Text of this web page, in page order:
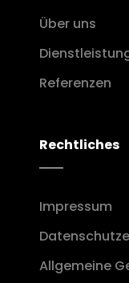
Über uns
Referenzen
Rechtliches
Impressum
Allgemeine